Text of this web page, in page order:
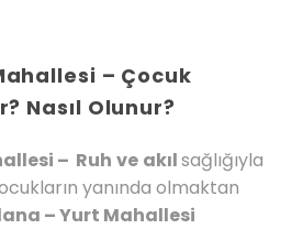
– Çocuk
Nasıl Olunur?
– Ruh ve akılsağlığıyla
yanında olmaktan
– Yurt Mahallesi